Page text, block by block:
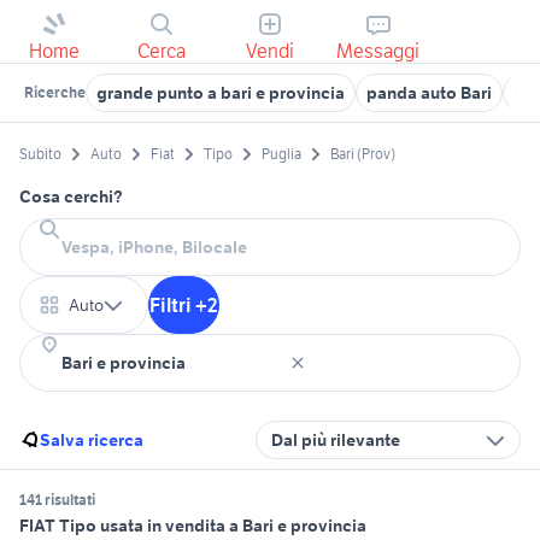
Home Cerca Vendi Messaggi
Ricerche grande punto a bari e provincia panda auto Bari
Subito Auto Fiat Tipo Puglia Bari (Prov)
Cosa cerchi?
Auto Filtri +2
Salva ricerca Dal più rilevante
141 risultati
FIAT Tipo usata in vendita a Bari e provincia